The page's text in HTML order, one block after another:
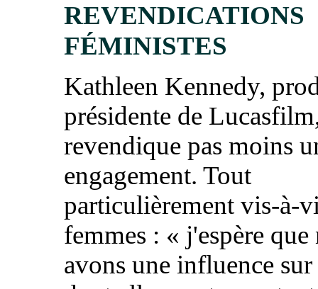
REVENDICATIONS
FÉMINISTES
Kathleen Kennedy,
présidente de
revendique pas moins
engagement. Tout
particulièrement vis-à-
femmes : « j'espère que
avons une influence